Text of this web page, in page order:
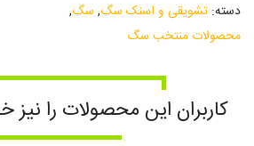
دسته:تشویقی و اسنک سگ, سگ,
محصولات منتخب سگ
کاربران این محصولات را نیز